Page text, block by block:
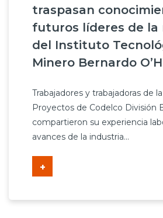
traspasan
futuros líderes de la
del Instituto
Minero Bernardo
Trabajadores y trabajadoras de
Proyectos de Codelco División
compartieron su experiencia
avances de la industria...
+